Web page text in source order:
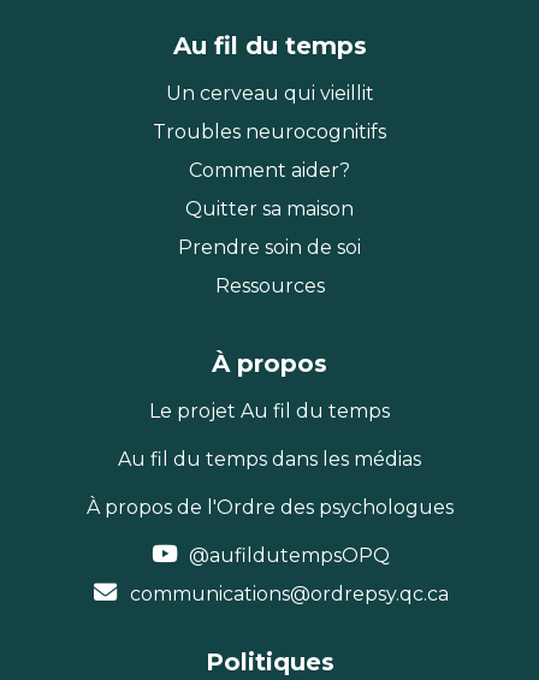
Au fil du temps
Un cerveau qui vieillit
Troubles neurocognitifs
Comment aider?
Quitter sa maison
Prendre soin de soi
Ressources
À propos
Le projet Au fil du temps
Au fil du temps dans les médias
À propos de l'Ordre des psychologues
@aufildutempsOPQ
communications@ordrepsy.qc.ca
Politiques